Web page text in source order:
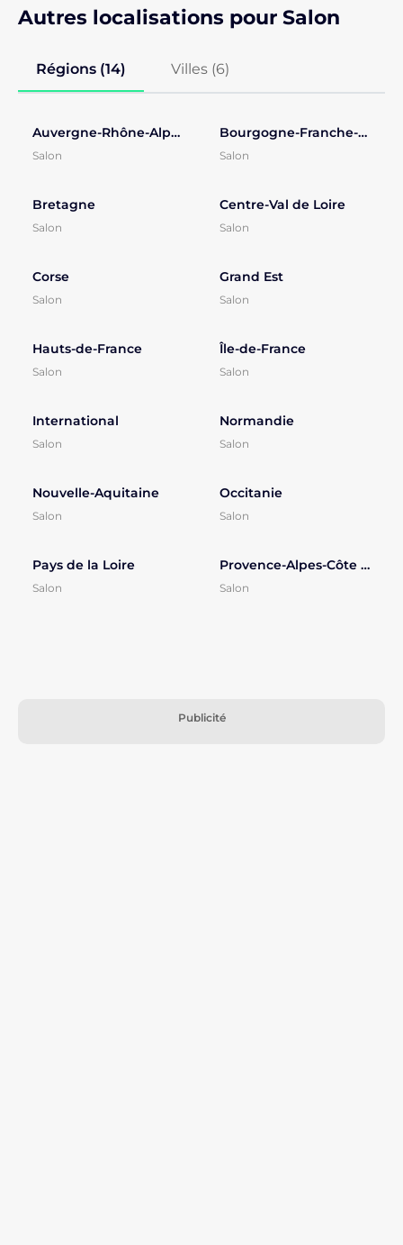
Autres localisations pour Salon
Régions (14) Villes (6)
Auvergne-Rhône-Alpes
Salon
Bourgogne-Franche-Comté
Salon
Bretagne
Salon
Centre-Val de Loire
Salon
Corse
Salon
Grand Est
Salon
Hauts-de-France
Salon
Île-de-France
Salon
International
Salon
Normandie
Salon
Nouvelle-Aquitaine
Salon
Occitanie
Salon
Pays de la Loire
Salon
Provence-Alpes-Côte d'Azur
Salon
Publicité